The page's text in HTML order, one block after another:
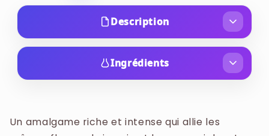
Description
Lancée en 2023 dans le cadre de la collection
"Natural Beauty Ritual", cette lotion hydratante
est enrichie en beurre de karité et en huile de
inspiré par la tranquillité de la nature.
Ingrédients
GLYCERYL STEARATE, ISOPROPYL PALMITATE,
Un amalgame riche et intense qui allie les